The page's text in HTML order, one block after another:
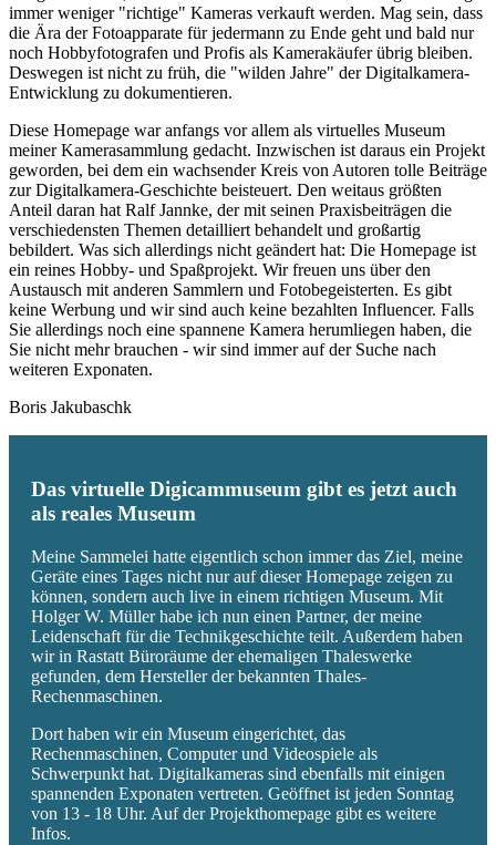
immer weniger "richtige" Kameras verkauft werden. Mag sein, dass
die Ära der Fotoapparate für jedermann zu Ende geht und bald nur
noch Hobbyfotografen und Profis als Kamerakäufer übrig bleiben.
Deswegen ist nicht zu früh, die "wilden Jahre" der Digitalkamera-
Entwicklung zu dokumentieren.
Diese Homepage war anfangs vor allem als virtuelles Museum
meiner Kamerasammlung gedacht. Inzwischen ist daraus ein Projekt
geworden, bei dem ein wachsender Kreis von Autoren tolle Beiträge
zur Digitalkamera-Geschichte beisteuert. Den weitaus größten
Anteil daran hat Ralf Jannke, der mit seinen Praxisbeiträgen die
verschiedensten Themen detailliert behandelt und großartig
bebildert. Was sich allerdings nicht geändert hat: Die Homepage ist
ein reines Hobby- und Spaßprojekt. Wir freuen uns über den
Austausch mit anderen Sammlern und Fotobegeisterten. Es gibt
keine Werbung und wir sind auch keine bezahlten Influencer. Falls
Sie allerdings noch eine spannene Kamera herumliegen haben, die
Sie nicht mehr brauchen - wir sind immer auf der Suche nach
weiteren Exponaten.
Boris Jakubaschk
Das virtuelle Digicammuseum gibt es jetzt auch
als reales Museum
Meine Sammelei hatte eigentlich schon immer das Ziel, meine
Geräte eines Tages nicht nur auf dieser Homepage zeigen zu
können, sondern auch live in einem richtigen Museum. Mit
Holger W. Müller habe ich nun einen Partner, der meine
Leidenschaft für die Technikgeschichte teilt. Außerdem haben
wir in Rastatt Büroräume der ehemaligen Thaleswerke
gefunden, dem Hersteller der bekannten Thales-
Rechenmaschinen.
Dort haben wir ein Museum eingerichtet, das
Rechenmaschinen, Computer und Videospiele als
Schwerpunkt hat. Digitalkameras sind ebenfalls mit einigen
spannenden Exponaten vertreten. Geöffnet ist jeden Sonntag
von 13 - 18 Uhr. Auf der Projekthomepage gibt es weitere
Infos.